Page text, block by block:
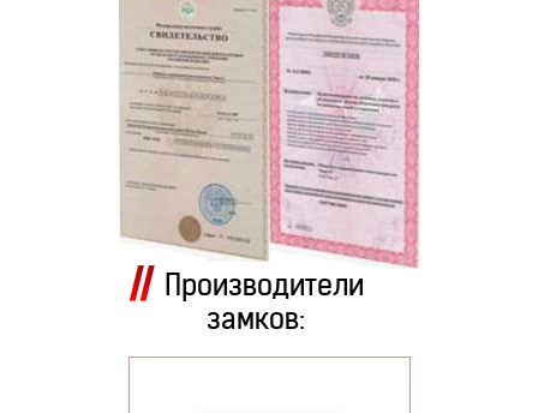
Производители
замков: